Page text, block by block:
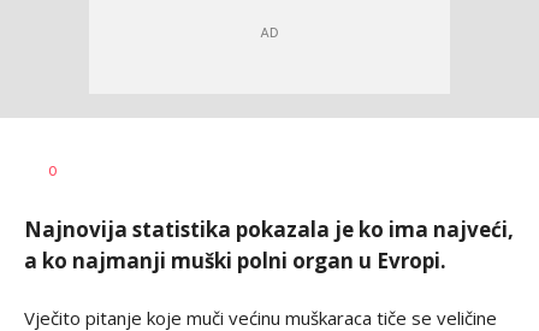
AUTOR
0
Najnovija statistika pokazala je ko ima najveći,
a ko najmanji muški polni organ u Evropi.
Vječito pitanje koje muči većinu muškaraca tiče se veličine